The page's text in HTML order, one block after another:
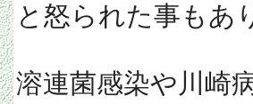
と怒られた事もあ
溶連菌感染や川崎